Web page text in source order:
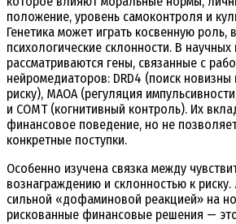
положение, уровень самоконтроля и
Генетика может играть косвенную роль,
психологические склонности. В
рассматриваются гены, связанные с
нейромедиаторов: DRD4 (поиск новизны
риску), MAOA(регуляция
и COMT(когнитивный контроль). Их
финансовое поведение, но не
конкретные поступки.
Особенно изучена связка между
вознаграждению и склонностью к
сильной «дофаминовой реакцией» на
рискованные финансовые решения —